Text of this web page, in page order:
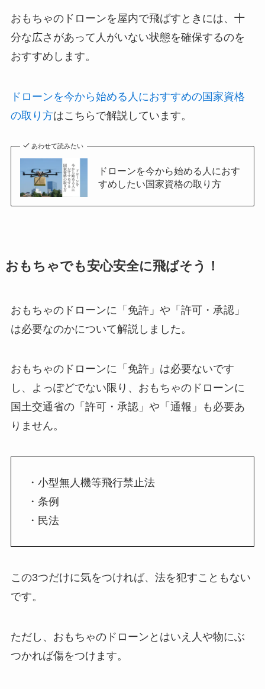
おもちゃのドローンを屋内で飛ばすときには、十
分な広さがあって人がいない状態を確保するのを
おすすめします。
ドローンを今から始める人におすすめの国家資格
の取り方はこちらで解説しています。
あわせて読みたい
ドローンを今から始める人におす
すめしたい国家資格の取り方
おもちゃでも安心安全に飛ばそう！
おもちゃのドローンに「免許」や「許可・承認」
は必要なのかについて解説しました。
おもちゃのドローンに「免許」は必要ないです
し、よっぽどでない限り、おもちゃのドローンに
国土交通省の「許可・承認」や「通報」も必要あ
りません。
・小型無人機等飛行禁止法
・条例
・民法
この3つだけに気をつければ、法を犯すこともない
です。
ただし、おもちゃのドローンとはいえ人や物にぶ
つかれば傷をつけます。